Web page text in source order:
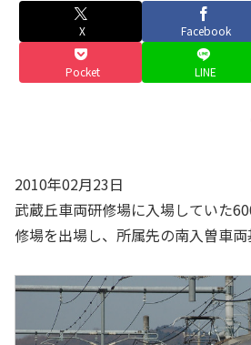
X Facebook
Pocket LINE
2010年02月23日
武蔵丘車両研修場に入場していた
修場を出場し、所属先の南入曽車両